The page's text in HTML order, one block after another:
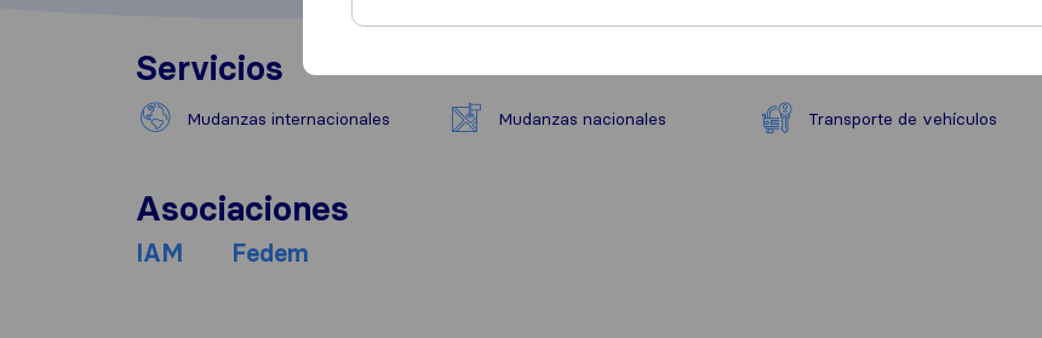
Servicios
Mudanzas internacionales Mudanzas nacionales Transporte de vehículos
Asociaciones
IAM Fedem